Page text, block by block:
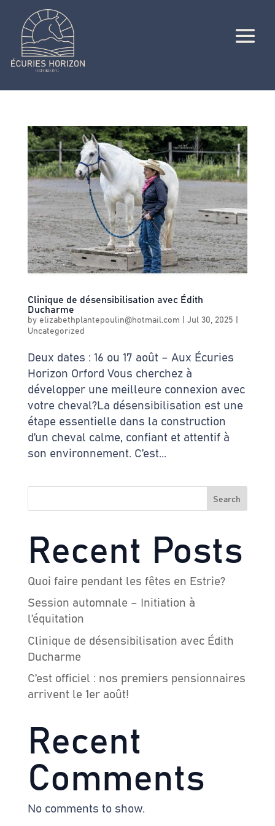
Clinique de désensibilisation avec Édith
Ducharme
by elizabethplantepoulin@hotmail.com | Jul 30, 2025 |
Uncategorized
Deux dates : 16 ou 17 août – Aux Écuries
Horizon Orford Vous cherchez à
développer une meilleure connexion avec
votre cheval?La désensibilisation est une
étape essentielle dans la construction
d’un cheval calme, confiant et attentif à
son environnement. C’est...
Search
Recent Posts
Quoi faire pendant les fêtes en Estrie?
Session automnale – Initiation à
l’équitation
Clinique de désensibilisation avec Édith
Ducharme
C’est officiel : nos premiers pensionnaires
arrivent le 1er août!
Recent
Comments
No comments to show.